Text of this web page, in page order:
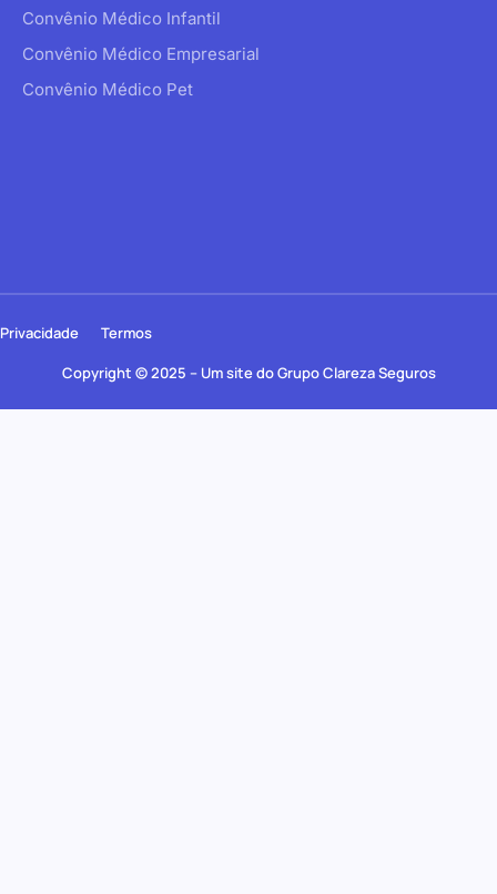
Convênio Médico Infantil
Convênio Médico Empresarial
Convênio Médico Pet
Copyright © 2025 – Um site do Grupo Clareza Seguros
Privacidade Termos